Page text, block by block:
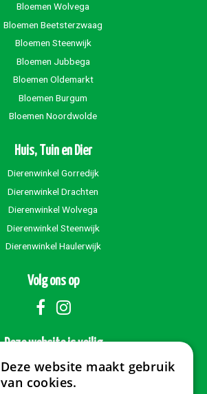
Bloemen Wolvega
Bloemen Beetsterzwaag
Bloemen Steenwijk
Bloemen Jubbega
Bloemen Oldemarkt
Bloemen Burgum
Bloemen Noordwolde
Huis, Tuin en Dier
Dierenwinkel Gorredijk
Dierenwinkel Drachten
Dierenwinkel Wolvega
Dierenwinkel Steenwijk
Dierenwinkel Haulerwijk
Volg ons op
Deze website is veilig
Deze website maakt gebruik
van cookies.